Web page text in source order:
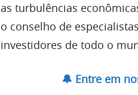
as turbulências
o conselho de
investidores de todo o
🔔 Entre em